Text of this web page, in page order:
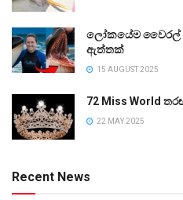
ලෝකයේම වෛරල්
ඇත්තක්
15 AUGUST 2025
72 Miss World
22 MAY 2025
Recent News